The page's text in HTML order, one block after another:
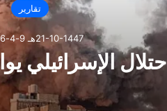
تقارير
21-10-1447هـ 9-4-2026م
الإسرائيلي